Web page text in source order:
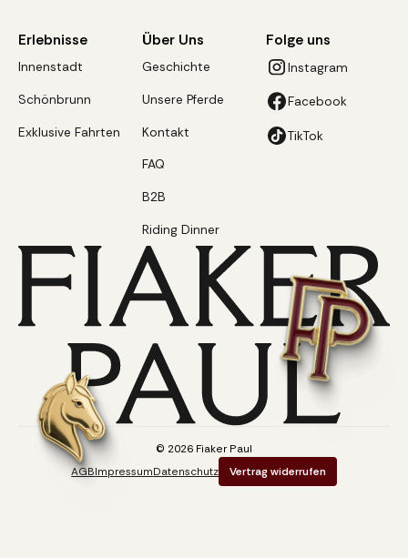
Erlebnisse
Innenstadt
Schönbrunn
Exklusive Fahrten
Über Uns
Geschichte
Unsere Pferde
Kontakt
FAQ
B2B
Riding Dinner
Folge uns
Instagram
Facebook
TikTok
© 2026 Fiaker Paul
AGBImpressumDatenschutz Vertrag widerrufen